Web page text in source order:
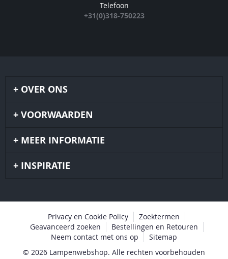
Telefoon
+31(0)318-750223
OVER ONS
VOORWAARDEN
MEER INFORMATIE
INSPIRATIE
Privacy en Cookie Policy
Zoektermen
Geavanceerd zoeken
Bestellingen en Retouren
Neem contact met ons op
Sitemap
© 2026 Lampenwebshop. Alle rechten voorbehouden